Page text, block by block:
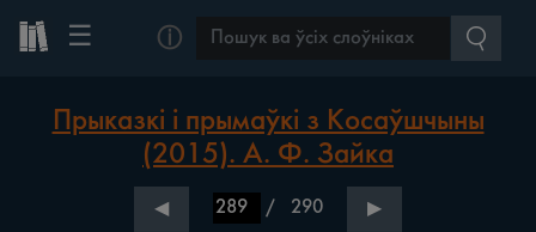
☰ ⓘ
Прыказкі і прымаўкі з Косаўшчыны
(2015). А. Ф. Зайка
◀ / 290 ▶